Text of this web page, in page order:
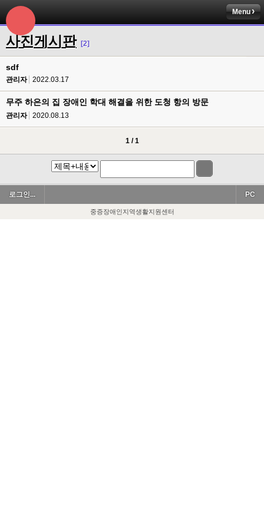
Menu
사진게시판 [2]
sdf
관리자 2022.03.17
무주 하은의 집 장애인 학대 해결을 위한 도청 항의 방문
관리자 2020.08.13
1 / 1
로그인... PC
중증장애인지역생활지원센터